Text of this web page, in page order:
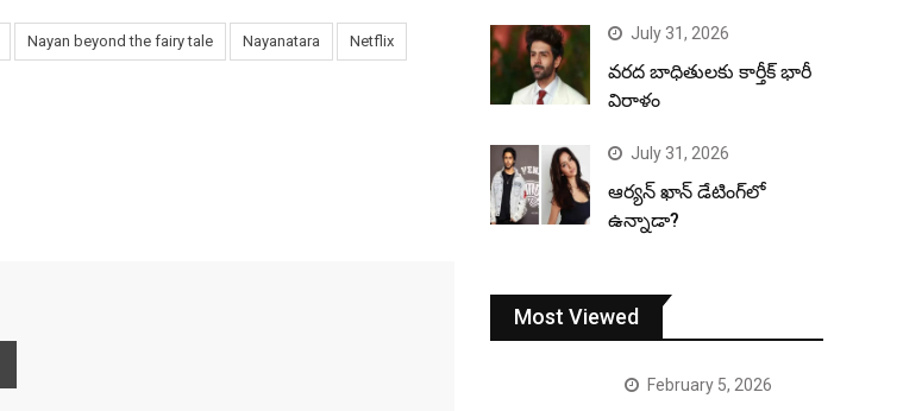
Nayan beyond the fairy tale Nayanatara Netflix July 31, 2026
వరద బాధితులకు కార్తీక్ భారీ
విరాళం
July 31, 2026
ఆర్యన్ ఖాన్ డేటింగ్‌లో
ఉన్నాడా?
Most Viewed
February 5, 2026